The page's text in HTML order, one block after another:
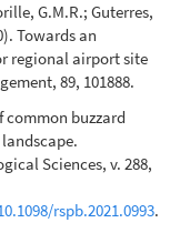
G.M.R.; Guterres,
Towards an
regional airport site
89, 101888.
common buzzard
Sciences, v. 288,
rspb.2021.0993.